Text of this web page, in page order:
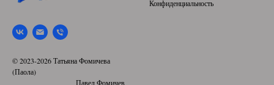
© 2023-2026 Татьяна Фомичева
(Паола)
Павел Фомичев
Конфиденциальность